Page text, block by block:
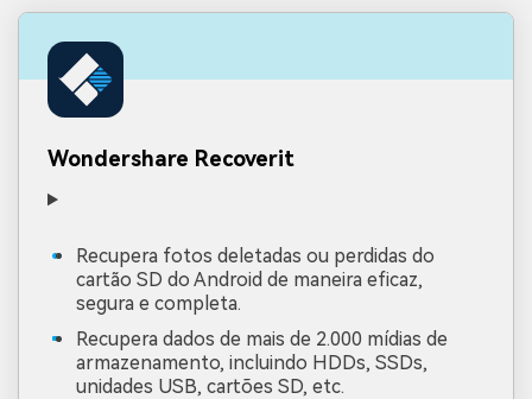
Wondershare Recoverit
Recupera fotos deletadas ou perdidas do
cartão SD do Android de maneira eficaz,
segura e completa.
Recupera dados de mais de 2.000 mídias de
armazenamento, incluindo HDDs, SSDs,
unidades USB, cartões SD, etc.